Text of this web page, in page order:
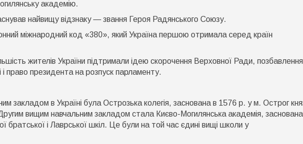
академію.
найвищу відзнаку — звання Героя Радянського Союзу.
міжнародний код «380», який Україна першою отримала серед країн
жителів України підтримали ідею скорочення Верховної Ради, позбавлення
право президента на розпуск парламенту.
закладом в Україні була Острозька колегія, заснована в 1576 р. у м. Острог
вищим навчальним закладом стала Києво-Могилянська академія, заснована
братської і Лаврської шкіл. Це були на той час єдині вищі школи у